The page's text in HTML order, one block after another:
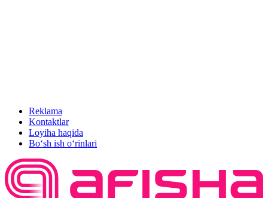
Reklama
Kontaktlar
Loyiha haqida
Bo‘sh ish o‘rinlari